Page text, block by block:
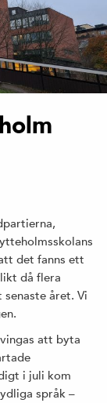
det fanns ett
då flera
året. Vi
att byta
i juli kom
språk –